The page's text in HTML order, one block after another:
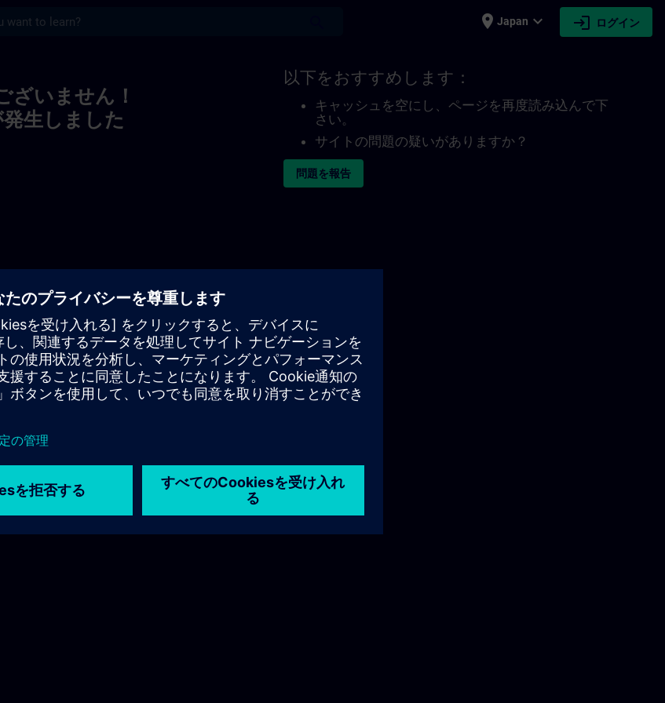
place Japan expand_more login ログイン
ざいません！
発生しました
以下をおすすめします：
キャッシュを空にし、ページを再度読み込んで下
さい。
サイトの問題の疑いがありますか？
問題を報告